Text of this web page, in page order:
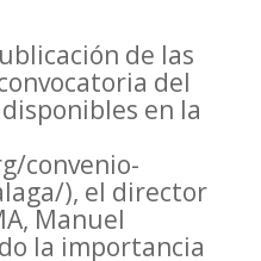
de las
del
en la
convenio-
), el director
Manuel
la importancia